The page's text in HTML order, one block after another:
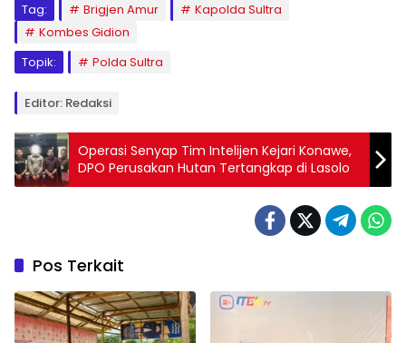
Tag: Brigjen Amur
Kapolda Sultra
Kombes Gidion
Topik:
Polda Sultra
Editor: Redaksi
Operasi Senyap Tim Intelijen Kejari Konawe,
DPO Perusakan Hutan Tertangkap di Lasolo
Pos Terkait